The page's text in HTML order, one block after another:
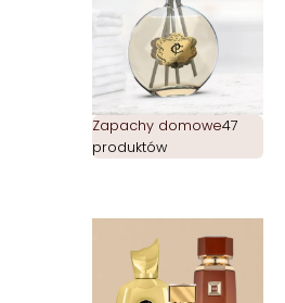
Zapachy domowe47
produktów